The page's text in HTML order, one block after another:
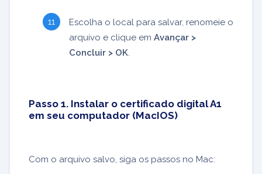
Escolha o local para salvar, renomeie o
arquivo e clique em Avançar >
Concluir > OK
Passo 1. Instalar o certificado digital A1
em seu computador (MacIOS)
Com o arquivo salvo, siga os passos no Mac: